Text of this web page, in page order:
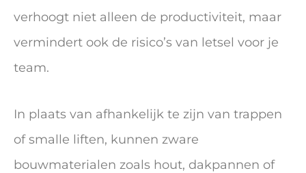
verhoogt niet alleen de productiviteit, maar
vermindert ook de risico’s van letsel voor je
team.
In plaats van afhankelijk te zijn van trappen
of smalle liften, kunnen zware
bouwmaterialen zoals hout, dakpannen of